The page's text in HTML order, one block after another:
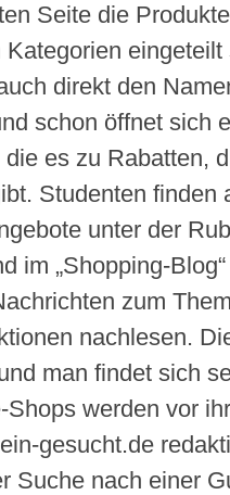
Seite die
eingeteilt
direkt den
schon öffnet sich
es zu Rabatten,
Studenten finden
unter der
im „Shopping-
zum
nachlesen.
man findet sich
Shops werden vor
gesucht.de
Suche nach einer